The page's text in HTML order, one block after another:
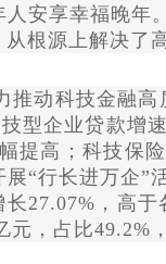
安享幸福晚年
根源上解决了
动科技金融高
型企业贷款增
高；科技保
“行长进万企”
27.07%，高
，占比49.2%